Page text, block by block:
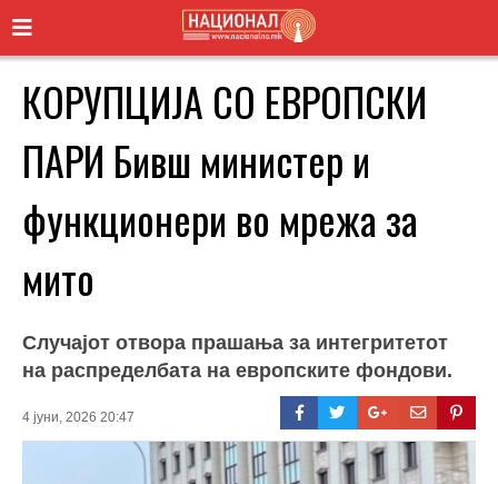
КОРУПЦИЈА СО ЕВРОПСКИ
ПАРИ Бивш министер и
функционери во мрежа за
мито
Случајот отвора прашања за интегритетот
на распределбата на европските фондови.
4 јуни, 2026 20:47